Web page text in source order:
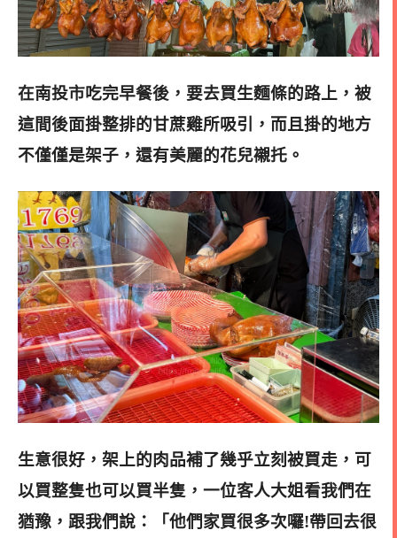
在南投市吃完早餐後，要去買生麵條的路上，被
這間後面掛整排的甘蔗雞所吸引，而且掛的地方
不僅僅是架子，還有美麗的花兒襯托。
生意很好，架上的肉品補了幾乎立刻被買走，可
以買整隻也可以買半隻，一位客人大姐看我們在
猶豫，跟我們說：「他們家買很多次囉!帶回去很